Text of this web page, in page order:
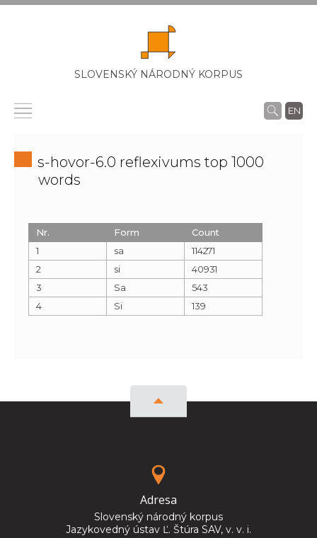
SLOVENSKÝ NÁRODNÝ KORPUS
EN
s-hovor-6.0 reflexivums top 1000
words
Nr. Form
Count
1
sa
114271
2
si
40931
3
Sa
543
4
Si 139
Adresa
Slovenský národný korpus
Jazykovedný ústav Ľ. Štúra SAV, v. v. i.